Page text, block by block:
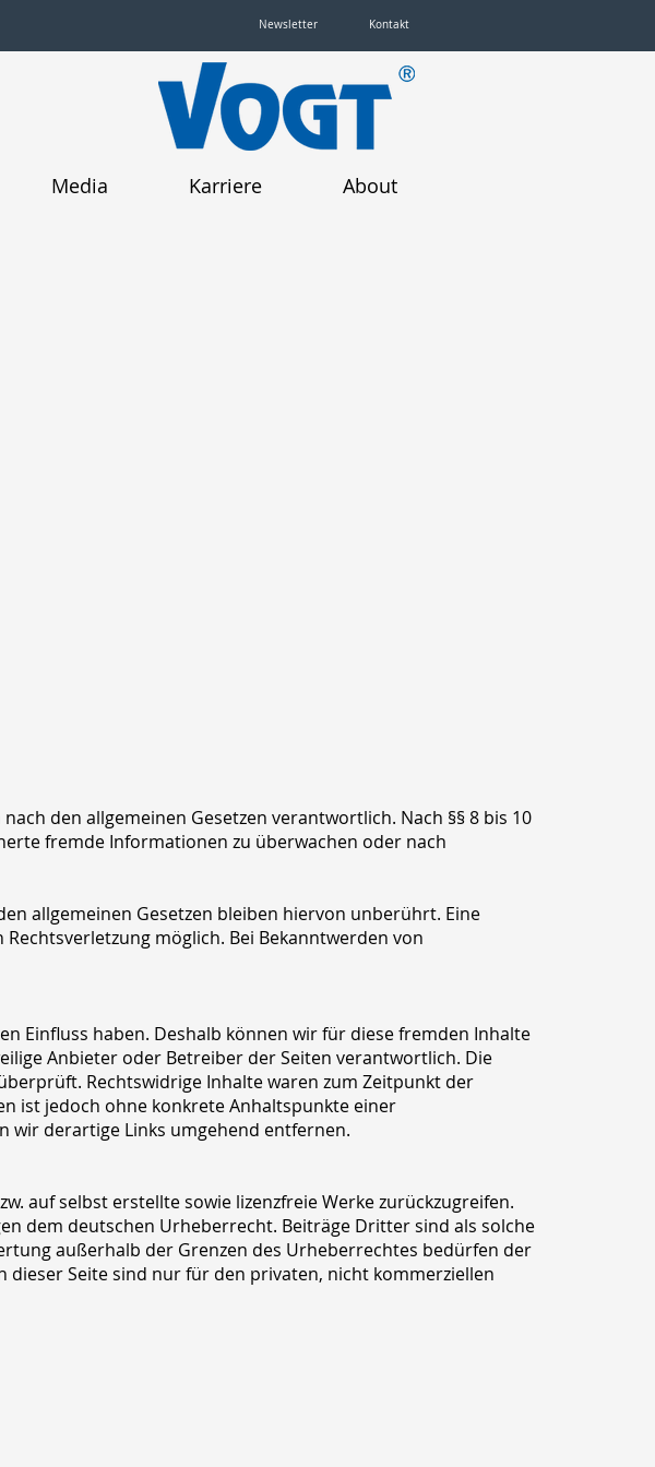
Newsletter Kontakt
Media Karriere About
den allgemeinen Gesetzen verantwortlich. Nach §§ 8 bis 10
fremde Informationen zu überwachen oder nach
allgemeinen Gesetzen bleiben hiervon unberührt. Eine
möglich. Bei Bekanntwerden von
Einfluss haben. Deshalb können wir für diese fremden Inhalte
Anbieter oder Betreiber der Seiten verantwortlich. Die
Rechtswidrige Inhalte waren zum Zeitpunkt der
ist jedoch ohne konkrete Anhaltspunkte einer
wir derartige Links umgehend entfernen.
auf selbst erstellte sowie lizenzfreie Werke zurückzugreifen.
dem deutschen Urheberrecht. Beiträge Dritter sind als solche
außerhalb der Grenzen des Urheberrechtes bedürfen der
Seite sind nur für den privaten, nicht kommerziellen